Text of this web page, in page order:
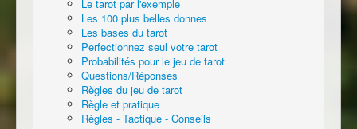
Le tarot par l'exemple
Les 100 plus belles donnes
Les bases du tarot
Perfectionnez seul votre tarot
Probabilités pour le jeu de tarot
Questions/Réponses
Règles du jeu de tarot
Règle et pratique
Règles - Tactique - Conseils